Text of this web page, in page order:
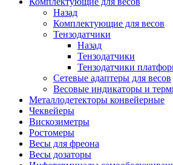
Назад
Комплектующие для весов
Тензодатчики
Назад
Тензодатчики
Тензодатчики
Сетевые адаптеры для весов
Весовые индикаторы и
Металлодетекторы конвейерные
Чеквейеры
Вискозиметры
Ростомеры
Весы для фреона
Весы дозаторы